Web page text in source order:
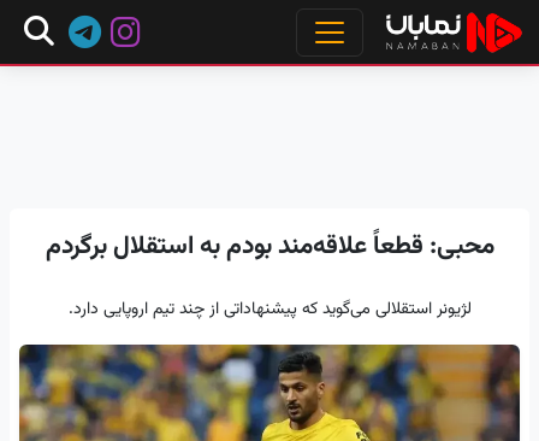
محبی: قطعاً علاقه‌مند بودم به استقلال برگردم
لژیونر استقلالی می‌گوید که پیشنهاداتی از چند تیم اروپایی دارد.